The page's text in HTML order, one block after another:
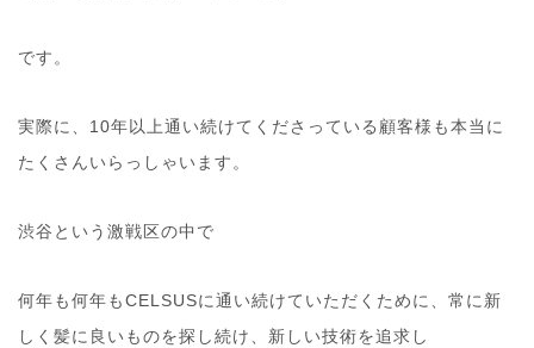
です。
実際に、10年以上通い続けてくださっている顧客様も本当に
たくさんいらっしゃいます。
渋谷という激戦区の中で
何年も何年もCELSUSに通い続けていただくために、常に新
しく髪に良いものを探し続け、新しい技術を追求し